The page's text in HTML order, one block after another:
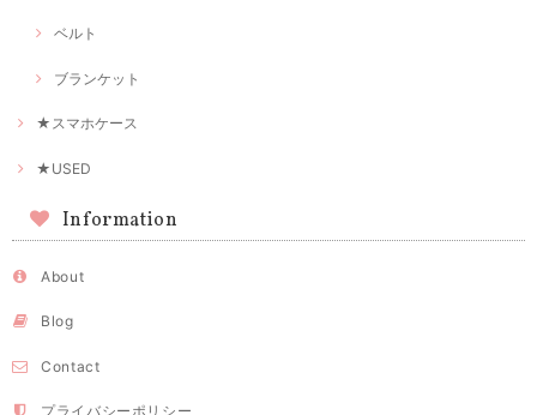
ベルト
ブランケット
★スマホケース
★USED
Information
About
Blog
Contact
プライバシーポリシー